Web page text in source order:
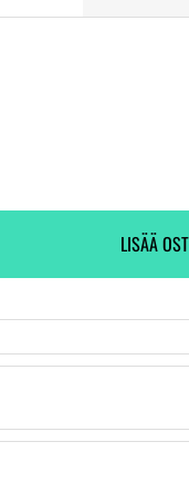
LISÄÄ